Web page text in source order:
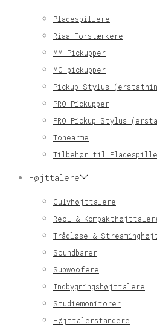
Pladespillere
Riaa Forstærkere
MM Pickupper
MC pickupper
Pickup Stylus
PRO Pickupper
PRO Pickup Stylus
Tonearme
Tilbehør til
Højttalere
Gulvhøjttalere
Reol &
Trådløse &
Soundbarer
Subwoofere
Indbygningshøjttalere
Studiemonitorer
Højttalerstandere